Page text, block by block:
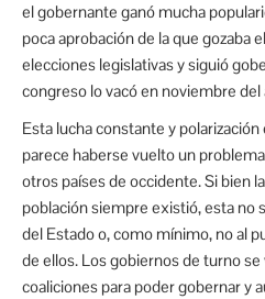
el gobernante ganó mucha
poca aprobación de la que gozaba
elecciones legislativas y siguió
congreso lo vacó en noviembre
Esta lucha constante y
parece haberse vuelto un
otros países de occidente. Si bien
población siempre existió, esta no
del Estado o, como mínimo, no al
de ellos. Los gobiernos de turno
coaliciones para poder gobernar y